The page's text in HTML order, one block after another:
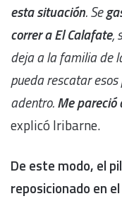
esta situación. Se
correr a El Calafate,
deja a la familia de
pueda rescatar esos
adentro.Me
explicó Iribarne.
De este modo, el
reposicionado en